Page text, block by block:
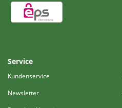
Service
Kundenservice
Newsletter